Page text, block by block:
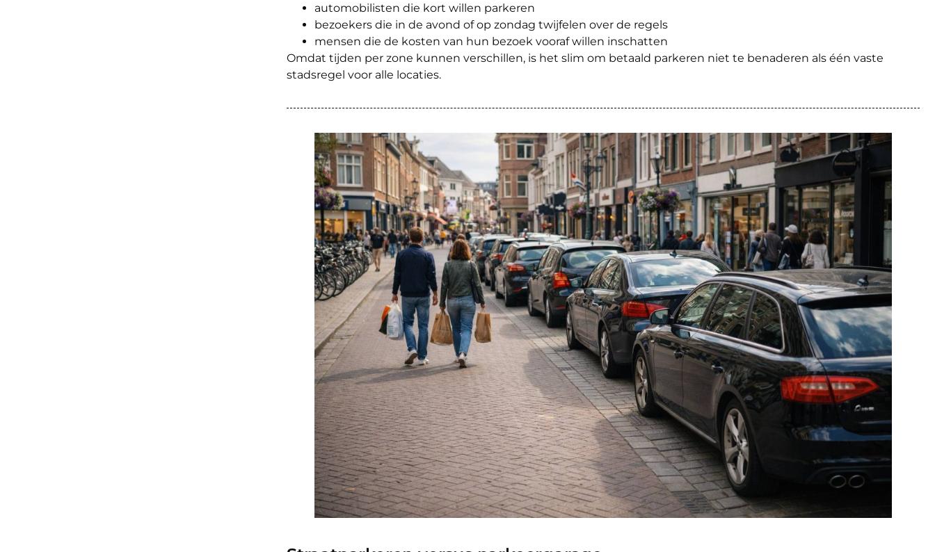
automobilisten die kort willen parkeren
bezoekers die in de avond of op zondag twijfelen over de regels
mensen die de kosten van hun bezoek vooraf willen inschatten
Omdat tijden per zone kunnen verschillen, is het slim om betaald parkeren niet te benaderen als één vaste
stadsregel voor alle locaties.